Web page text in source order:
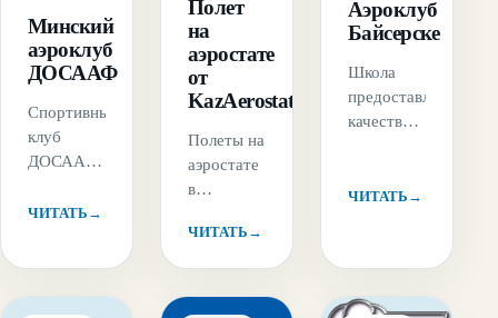
Минский
аэроклуб
ДОСААФ
Спортивный
клуб
ДОСААФ
Минска
ЧИТАТЬ →
Полет
на
аэростате
от
KazAerostat
Полеты на
аэростате
в
или
забываемая
ЧИТАТЬ →
Аэроклуб
Байсерске
Школа
предоставляет
качественную
и вылеты
Авиабаза
ЧИТАТЬ →